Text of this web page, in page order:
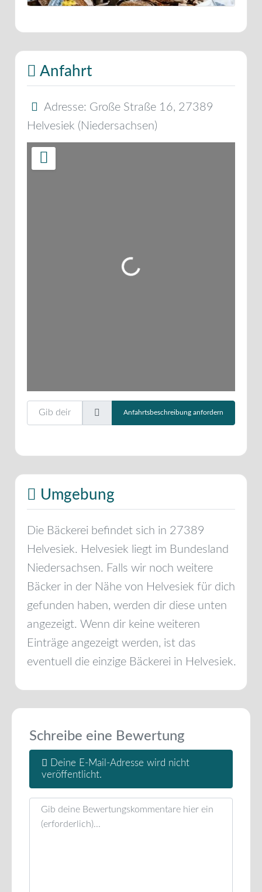
Anfahrt
Adresse: Große Straße 16, 27389
Helvesiek ( Niedersachsen)
Wird geladen …
Gib deinen Standort ein.
Anfahrtsbeschreibung anfordern
Umgebung
Die Bäckerei befindet sich in 27389
Helvesiek. Helvesiek liegt im Bundesland
Niedersachsen. Falls wir noch weitere
Bäcker in der Nähe von Helvesiek für dich
gefunden haben, werden dir diese unten
angezeigt. Wenn dir keine weiteren
Einträge angezeigt werden, ist das
eventuell die einzige Bäckerei in Helvesiek.
Schreibe eine Bewertung
Deine E-Mail-Adresse wird nicht
veröffentlicht.
Rezensionstext